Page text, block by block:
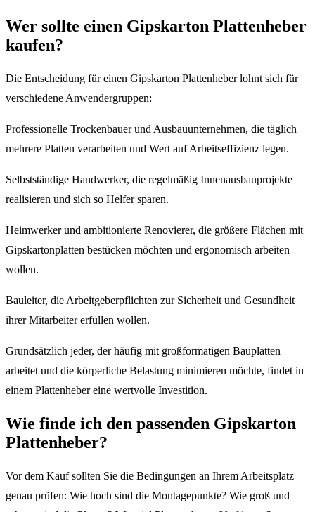
Wer sollte einen Gipskarton Plattenheber
kaufen?
Die Entscheidung für einen Gipskarton Plattenheber lohnt sich für
verschiedene Anwendergruppen:
Professionelle Trockenbauer und Ausbauunternehmen, die täglich
mehrere Platten verarbeiten und Wert auf Arbeitseffizienz legen.
Selbstständige Handwerker, die regelmäßig Innenausbauprojekte
realisieren und sich so Helfer sparen.
Heimwerker und ambitionierte Renovierer, die größere Flächen mit
Gipskartonplatten bestücken möchten und ergonomisch arbeiten
wollen.
Bauleiter, die Arbeitgeberpflichten zur Sicherheit und Gesundheit
ihrer Mitarbeiter erfüllen wollen.
Grundsätzlich jeder, der häufig mit großformatigen Bauplatten
arbeitet und die körperliche Belastung minimieren möchte, findet in
einem Plattenheber eine wertvolle Investition.
Wie finde ich den passenden Gipskarton
Plattenheber?
Vor dem Kauf sollten Sie die Bedingungen an Ihrem Arbeitsplatz
genau prüfen: Wie hoch sind die Montagepunkte? Wie groß und